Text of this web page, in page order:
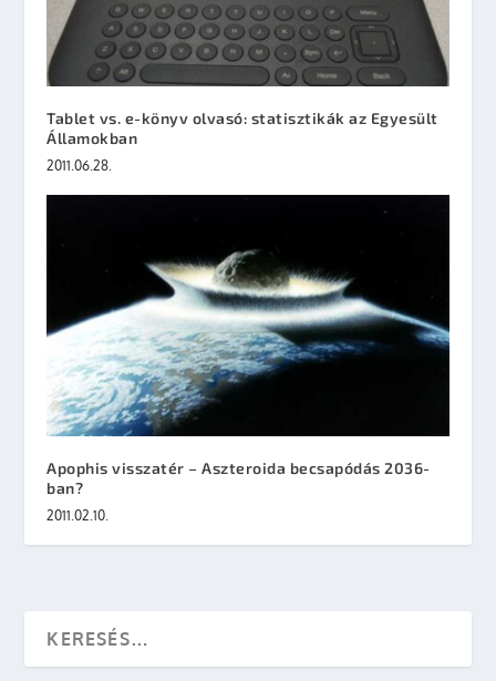
Tablet vs. e-könyv olvasó: statisztikák az Egyesült
Államokban
2011.06.28.
Apophis visszatér – Aszteroida becsapódás 2036-
ban?
2011.02.10.